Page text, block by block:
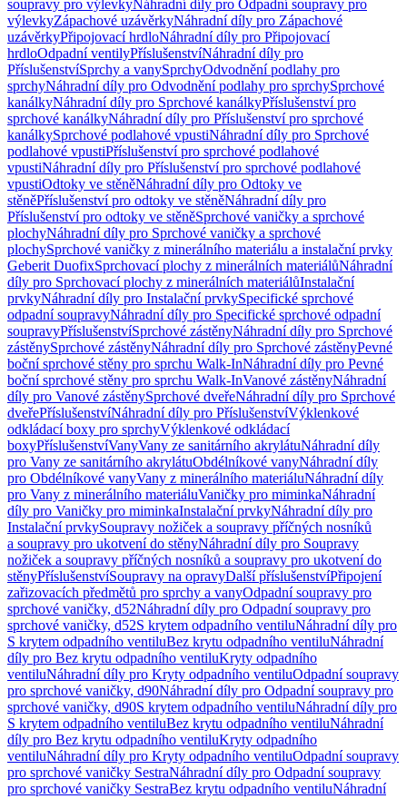
soupravy pro výlevkyNáhradní díly pro Odpadní soupravy pro
výlevkyZápachové uzávěrkyNáhradní díly pro Zápachové
uzávěrkyPřipojovací hrdloNáhradní díly pro Připojovací
hrdloOdpadní ventilyPříslušenstvíNáhradní díly pro
PříslušenstvíSprchy a vanySprchyOdvodnění podlahy pro
sprchyNáhradní díly pro Odvodnění podlahy pro sprchySprchové
kanálkyNáhradní díly pro Sprchové kanálkyPříslušenství pro
sprchové kanálkyNáhradní díly pro Příslušenství pro sprchové
kanálkySprchové podlahové vpustiNáhradní díly pro Sprchové
podlahové vpustiPříslušenství pro sprchové podlahové
vpustiNáhradní díly pro Příslušenství pro sprchové podlahové
vpustiOdtoky ve stěněNáhradní díly pro Odtoky ve
stěněPříslušenství pro odtoky ve stěněNáhradní díly pro
Příslušenství pro odtoky ve stěněSprchové vaničky a sprchové
plochyNáhradní díly pro Sprchové vaničky a sprchové
plochySprchové vaničky z minerálního materiálu a instalační prvky
Geberit DuofixSprchovací plochy z minerálních materiálůNáhradní
díly pro Sprchovací plochy z minerálních materiálůInstalační
prvkyNáhradní díly pro Instalační prvkySpecifické sprchové
odpadní soupravyNáhradní díly pro Specifické sprchové odpadní
soupravyPříslušenstvíSprchové zástěnyNáhradní díly pro Sprchové
zástěnySprchové zástěnyNáhradní díly pro Sprchové zástěnyPevné
boční sprchové stěny pro sprchu Walk-InNáhradní díly pro Pevné
boční sprchové stěny pro sprchu Walk-InVanové zástěnyNáhradní
díly pro Vanové zástěnySprchové dveřeNáhradní díly pro Sprchové
dveřePříslušenstvíNáhradní díly pro PříslušenstvíVýklenkové
odkládací boxy pro sprchyVýklenkové odkládací
boxyPříslušenstvíVanyVany ze sanitárního akrylátuNáhradní díly
pro Vany ze sanitárního akrylátuObdélníkové vanyNáhradní díly
pro Obdélníkové vanyVany z minerálního materiáluNáhradní díly
pro Vany z minerálního materiáluVaničky pro miminkaNáhradní
díly pro Vaničky pro miminkaInstalační prvkyNáhradní díly pro
Instalační prvkySoupravy nožiček a soupravy příčných nosníků
a soupravy pro ukotvení do stěnyNáhradní díly pro Soupravy
nožiček a soupravy příčných nosníků a soupravy pro ukotvení do
stěnyPříslušenstvíSoupravy na opravyDalší příslušenstvíPřipojení
zařizovacích předmětů pro sprchy a vanyOdpadní soupravy pro
sprchové vaničky, d52Náhradní díly pro Odpadní soupravy pro
sprchové vaničky, d52S krytem odpadního ventiluNáhradní díly pro
S krytem odpadního ventiluBez krytu odpadního ventiluNáhradní
díly pro Bez krytu odpadního ventiluKryty odpadního
ventiluNáhradní díly pro Kryty odpadního ventiluOdpadní soupravy
pro sprchové vaničky, d90Náhradní díly pro Odpadní soupravy pro
sprchové vaničky, d90S krytem odpadního ventiluNáhradní díly pro
S krytem odpadního ventiluBez krytu odpadního ventiluNáhradní
díly pro Bez krytu odpadního ventiluKryty odpadního
ventiluNáhradní díly pro Kryty odpadního ventiluOdpadní soupravy
pro sprchové vaničky SestraNáhradní díly pro Odpadní soupravy
pro sprchové vaničky SestraBez krytu odpadního ventiluNáhradní